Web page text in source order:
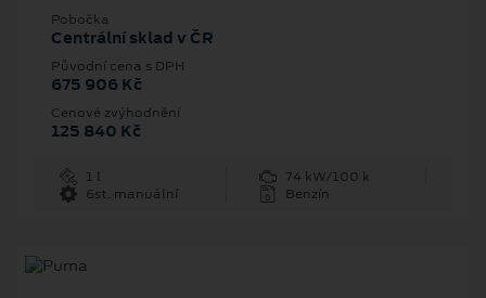
Pobočka
Centrální sklad v ČR
Původní cena s DPH
675 906 Kč
Cenové zvýhodnění
125 840 Kč
1 l
74 kW/100 k
6st. manuální
Benzín